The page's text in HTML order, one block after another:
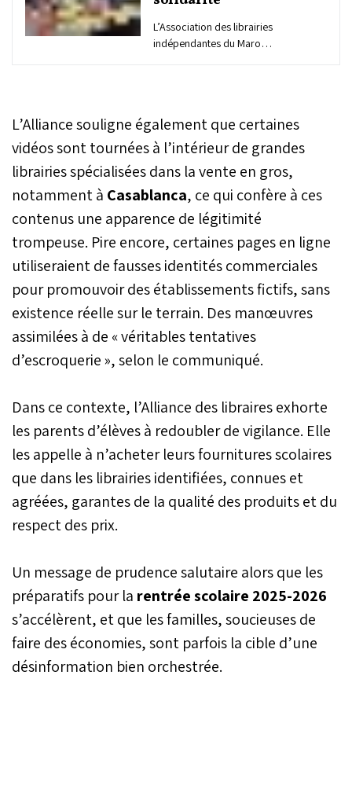
L’Association des librairies
indépendantes du Maroc
montrer responsables et
solidaires envers les
professionnels du livre au
Maroc, en ayant recours
aux librairies pour acheter
les manuels scolaires.
L’Alliance souligne également que certaines
vidéos sont tournées à l’intérieur de grandes
librairies spécialisées dans la vente en gros,
notamment à Casablanca, ce qui confère à ces
contenus une apparence de légitimité
trompeuse. Pire encore, certaines pages en ligne
utiliseraient de fausses identités commerciales
pour promouvoir des établissements fictifs, sans
existence réelle sur le terrain. Des manœuvres
assimilées à de « véritables tentatives
d’escroquerie », selon le communiqué.
Dans ce contexte, l’Alliance des libraires exhorte
les parents d’élèves à redoubler de vigilance. Elle
les appelle à n’acheter leurs fournitures scolaires
que dans les librairies identifiées, connues et
agréées, garantes de la qualité des produits et du
respect des prix.
Un message de prudence salutaire alors que les
préparatifs pour la rentrée scolaire 2025-2026
s’accélèrent, et que les familles, soucieuses de
faire des économies, sont parfois la cible d’une
désinformation bien orchestrée.